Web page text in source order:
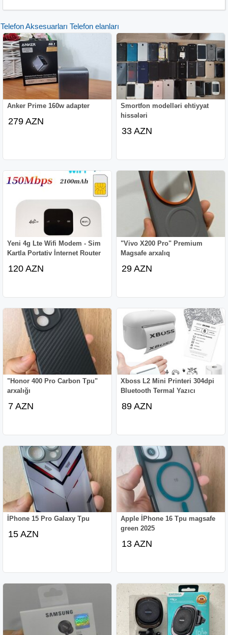
Telefon Aksesuarları Telefon elanları
Anker Prime 160w adapter
279 AZN
Smortfon modelləri ehtiyyat
hissələri
33 AZN
Yeni 4g Lte Wifi Modem - Sim
Kartla Portativ İnternet Router
120 AZN
"Vivo X200 Pro" Premium
Magsafe arxalıq
29 AZN
"Honor 400 Pro Carbon Tpu"
arxalığı
7 AZN
Xboss L2 Mini Printeri 304dpi
Bluetooth Termal Yazıcı
89 AZN
İPhone 15 Pro Galaxy Tpu
15 AZN
Apple İPhone 16 Tpu magsafe
green 2025
13 AZN